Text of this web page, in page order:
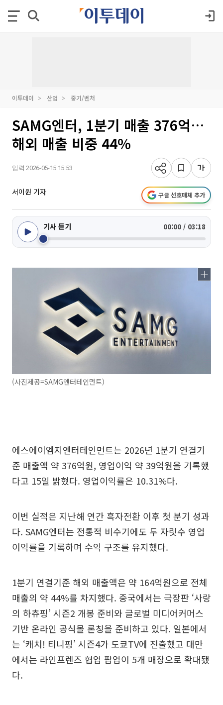
이투데이 산업 중기/벤처
SAMG엔터, 1분기 매출 376억…
해외 매출 비중 44%
입력 2026-05-15 15:53
서이원 기자 구글 선호매체 추가
기사 듣기 00:00 / 03:18
(사진제공=SAMG엔터테인먼트)
에스에이엠지엔터테인먼트는 2026년 1분기 연결기
준 매출액 약 376억원, 영업이익 약 39억원을 기록했
다고 15일 밝혔다. 영업이익률은 10.31%다.
이번 실적은 지난해 연간 흑자전환 이후 첫 분기 성과
다. SAMG엔터는 전통적 비수기에도 두 자릿수 영업
이익률을 기록하며 수익 구조를 유지했다.
1분기 연결기준 해외 매출액은 약 164억원으로 전체
매출의 약 44%를 차지했다. 중국에서는 극장판 ‘사랑
의 하츄핑’ 시즌2 개봉 준비와 글로벌 미디어커머스
기반 온라인 공식몰 론칭을 준비하고 있다. 일본에서
는 ‘캐치! 티니핑’ 시즌4가 도쿄TV에 진출했고 대만
에서는 라인프렌즈 협업 팝업이 5개 매장으로 확대됐
다.